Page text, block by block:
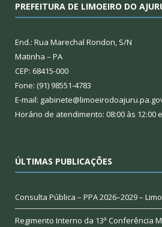
PREFEITURA DE LIMOEIRO DO
End.: Rua Marechal Rondon, S/N
Matinha – PA
CEP: 68415-000
Fone: (91) 98551-4783
E-mail:
Horário de atendimento: 08:00 às 12:00
ÚLTIMAS PUBLICAÇÕES
Consulta Pública – PPA 2026–2029 –
Regimento Interno da 13ª Conferência